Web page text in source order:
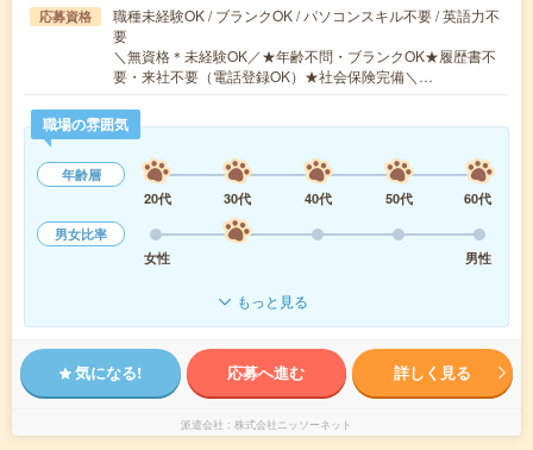
応募資格
職種未経験OK / ブランクOK / パソコンスキル不要 / 英語力不
要
＼無資格＊未経験OK／★年齢不問・ブランクOK★履歴書不
要・来社不要（電話登録OK）★社会保険完備＼…
職場の雰囲気
年齢層
20代
30代 40代 50代
60代
男女比率
女性
男性
もっと見る
気になる! 応募へ進む 詳しく見る
派遣会社 株式会社ニッソーネット